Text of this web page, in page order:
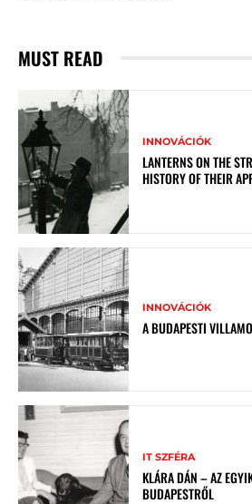
MUST READ
INNOVÁCIÓK
LANTERNS ON THE
HISTORY OF THEIR
INNOVÁCIÓK
A BUDAPESTI
IT SZFÉRA
KLÁRA DÁN – AZ
BUDAPESTRŐL